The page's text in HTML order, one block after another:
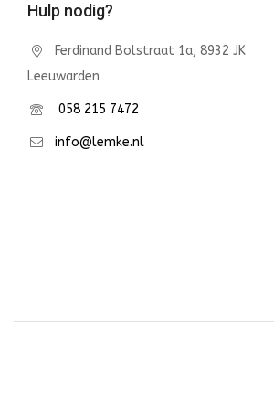
Hulp nodig?
Ferdinand Bolstraat 1a, 8932 JK
Leeuwarden
058 215 7472
info@lemke.nl